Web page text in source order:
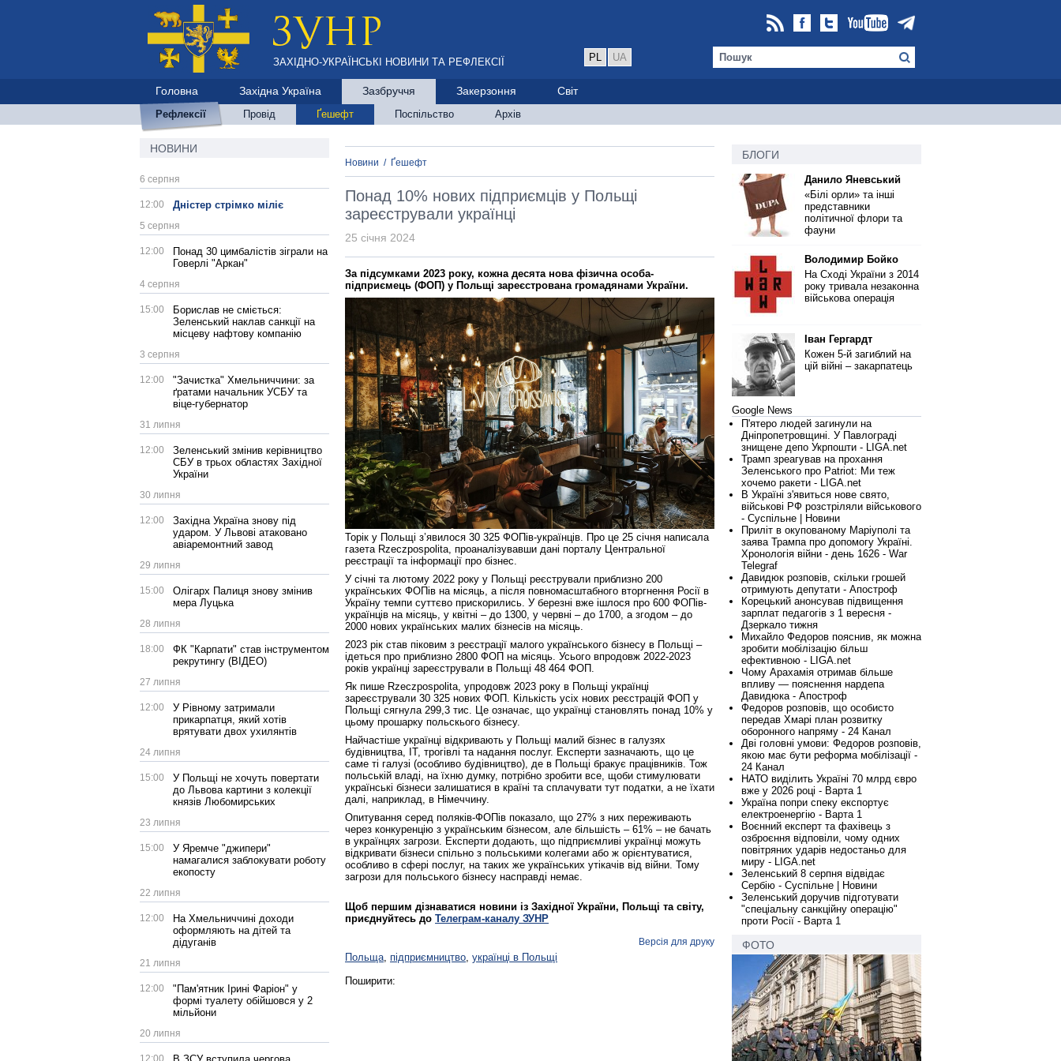
ЗАХІДНО-УКРАЇНСЬКІ НОВИНИ ТА РЕФЛЕКСІЇ PL UA
Головна Західна Україна Зазбруччя Закерзоння Світ
Рефлексії Провід Ґешефт Поспільство Архів
НОВИНИ
6 серпня
12:00 Дністер стрімко міліє
5 серпня
12:00
Понад 30 цимбалістів зіграли на
Говерлі "Аркан"
4 серпня
15:00
Борислав не сміється:
Зеленський наклав санкції на
місцеву нафтову компанію
3 серпня
12:00
"Зачистка" Хмельниччини: за
ґратами начальник УСБУ та
віце-губернатор
31 липня
12:00
Зеленський змінив керівництво
СБУ в трьох областях Західної
України
30 липня
12:00
Західна Україна знову під
ударом. У Львові атаковано
авіаремонтний завод
29 липня
15:00
Олігарх Палиця знову змінив
мера Луцька
28 липня
18:00
ФК "Карпати" став інструментом
рекрутингу (ВІДЕО)
27 липня
12:00
У Рівному затримали
прикарпатця, який хотів
врятувати двох ухилянтів
24 липня
15:00
У Польщі не хочуть повертати
до Львова картини з колекції
князів Любомирських
23 липня
15:00
У Яремче "джипери"
намагалися заблокувати роботу
екопосту
22 липня
12:00
На Хмельниччині доходи
оформляють на дітей та
дідуганів
21 липня
12:00
"Пам'ятник Ірині Фаріон" у
формі туалету обійшовся у 2
мільйони
20 липня
12:00
Новини / Ґешефт
Понад 10% нових підприємців у Польщі
зареєстрували українці
25 січня 2024
За підсумками 2023 року, кожна десята нова фізична особа-
підприємець (ФОП) у Польщі зареєстрована громадянами України.
Торік у Польщі з’явилося 30 325 ФОПів-українців. Про це 25 січня написала
газета Rzeczpospolita, проаналізувавши дані порталу Центральної
реєстрації та інформації про бізнес.
У січні та лютому 2022 року у Польщі реєстрували приблизно 200
українських ФОПів на місяць, а після повномасштабного вторгнення Росії в
Україну темпи суттєво прискорились. У березні вже ішлося про 600 ФОПів-
українців на місяць, у квітні – до 1300, у червні – до 1700, а згодом – до
2000 нових українських малих бізнесів на місяць.
2023 рік став піковим з реєстрації малого українського бізнесу в Польщі –
ідеться про приблизно 2800 ФОП на місяць. Усього впродовж 2022-2023
років українці зареєстрували в Польщі 48 464 ФОП.
Як пише Rzeczpospolita, упродовж 2023 року в Польщі українці
зареєстрували 30 325 нових ФОП. Кількість усіх нових реєстрацій ФОП у
Польщі сягнула 299,3 тис. Це означає, що українці становлять понад 10% у
цьому прошарку польскього бізнесу.
Найчастіше українці відкривають у Польщі малий бізнес в галузях
будівництва, ІТ, трогівлі та надання послуг. Експерти зазначають, що це
саме ті галузі (особливо будівництво), де в Польщі бракує працівників. Тож
польській владі, на їхню думку, потрібно зробити все, щоби стимулювати
українські бізнеси залишатися в країні та сплачувати тут податки, а не їхати
далі, наприклад, в Німеччину.
Опитування серед поляків-ФОПів показало, що 27% з них переживають
через конкуренцію з українським бізнесом, але більшість – 61% – не бачать
в українцях загрози. Експерти додають, що підприємливі українці можуть
відкривати бізнеси спільно з польськими колегами або ж орієнтуватися,
особливо в сфері послуг, на таких же українських утікачів від війни. Тому
загрози для польського бізнесу насправді немає.
Щоб першим дізнаватися новини із Західної України, Польщі та світу,
приєднуйтесь до Телеграм-каналу ЗУНР
Версія для друку
Польща підприємництво українці в Польщі
Поширити:
БЛОГИ
Данило Яневський
«Білі орли» та інші
представники
політичної флори та
фауни
Володимир Бойко
На Сході України з 2014
року тривала незаконна
військова операція
Іван Гергардт
Кожен 5-й загиблий на
цій війні – закарпатець
Google News
П'ятеро людей загинули на
Дніпропетровщині. У Павлограді
знищене депо Укрпошти - LIGA.net
Трамп зреагував на прохання
Зеленського про Patriot: Ми теж
хочемо ракети - LIGA.net
В Україні з'явиться нове свято,
військові РФ розстріляли військового
- Суспільне | Новини
Приліт в окупованому Маріуполі та
заява Трампа про допомогу Україні.
Хронологія війни - день 1626 - War
Telegraf
Давидюк розповів, скільки грошей
отримують депутати - Апостроф
Корецький анонсував підвищення
зарплат педагогів з 1 вересня -
Дзеркало тижня
Михайло Федоров пояснив, як можна
зробити мобілізацію більш
ефективною - LIGA.net
Чому Арахамія отримав більше
впливу — пояснення нардепа
Давидюка - Апостроф
Федоров розповів, що особисто
передав Хмарі план розвитку
оборонного напряму - 24 Канал
Дві головні умови: Федоров розповів,
якою має бути реформа мобілізації -
24 Канал
НАТО виділить Україні 70 млрд євро
вже у 2026 році - Варта 1
Україна попри спеку експортує
електроенергію - Варта 1
Воєнний експерт та фахівець з
озброєння відповіли, чому одних
повітряних ударів недостаньо для
миру - LIGA.net
Зеленський 8 серпня відвідає
Сербію - Суспільне | Новини
Зеленський доручив підготувати
"спеціальну санкційну операцію"
проти Росії - Варта 1
ФОТО